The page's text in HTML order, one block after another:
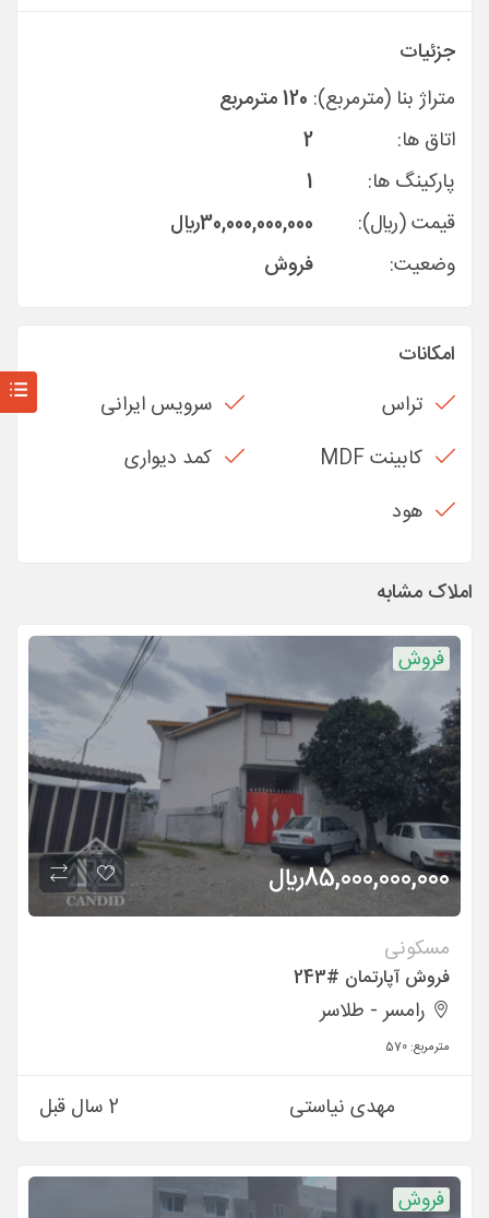
جزئیات
متراژ بنا (مترمربع): 120 مترمربع
اتاق ها:
2
پارکینگ ها:
1
قیمت (ريال):
30,000,000,000ريال
وضعیت:
فروش
امکانات
تراس
سرویس ایرانی
کابینت MDF
کمد دیواری
هود
املاک مشابه
فروش
85,000,000,000ريال
مسکونی
فروش آپارتمان #243
رامسر - طلاسر
مترمربع: 570
مهدی نیاستی 2 سال قبل
فروش